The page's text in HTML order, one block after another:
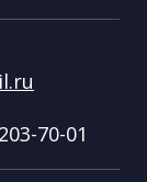
70-01